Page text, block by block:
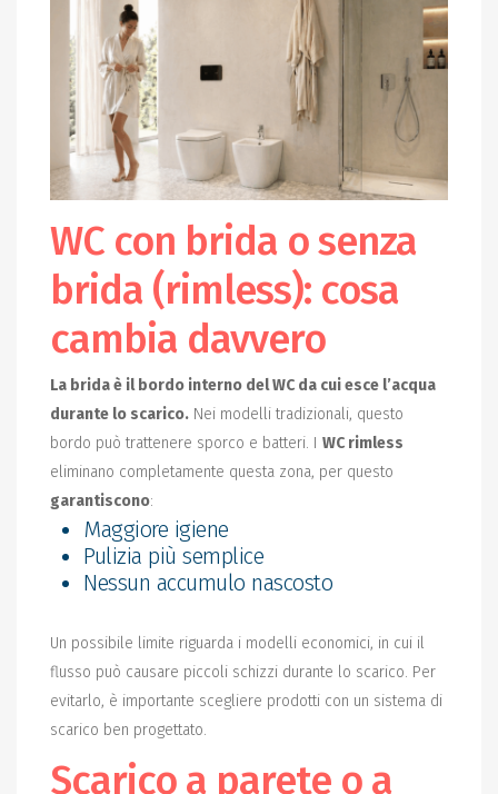
WC con brida o senza
brida (rimless): cosa
cambia davvero
La brida è il bordo interno del WC da cui esce l’acqua
durante lo scarico. Nei modelli tradizionali, questo
bordo può trattenere sporco e batteri. I WC rimless
eliminano completamente questa zona, per questo
garantiscono:
Maggiore igiene
Pulizia più semplice
Nessun accumulo nascosto
Un possibile limite riguarda i modelli economici, in cui il
flusso può causare piccoli schizzi durante lo scarico. Per
evitarlo, è importante scegliere prodotti con un sistema di
scarico ben progettato.
Scarico a parete o a